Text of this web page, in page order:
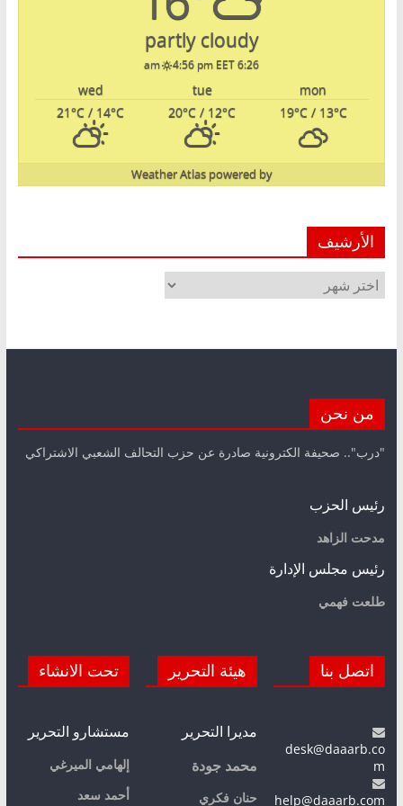
partly cloudy
6:26 am
4:56 pm EET
mon
tue
wed
19°C/ 13°C
20°C / 12°C
21°C / 14°C
powered by
Weather Atlas
الأرشيف
الأرشيف
من نحن
"درب".. صحيفة الكترونية صادرة عن حزب التحالف الشعبي الاشتراكي
رئيس الحزب
مدحت الزاهد
رئيس مجلس الإدارة
طلعت فهمي
اتصل بنا
desk@daaarb.co
m
help@daaarb.com
هيئة التحرير
مديرا التحرير
محمد جودة
حنان فكري
تحت الانشاء
مستشارو التحرير
إلهامي الميرغي
أحمد سعد